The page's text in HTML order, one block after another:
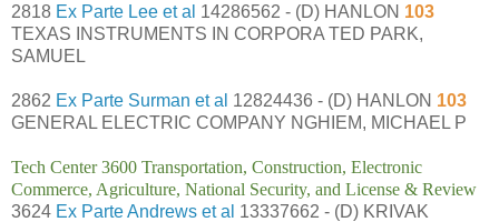
2818 Ex Parte Lee et al 14286562 - (D) HANLON 103
TEXAS INSTRUMENTS IN CORPORA TED PARK,
SAMUEL
2862 Ex Parte Surman et al 12824436 - (D) HANLON 103
GENERAL ELECTRIC COMPANY NGHIEM, MICHAEL P
Tech Center 3600 Transportation, Construction, Electronic
Commerce, Agriculture, National Security, and License & Review
3624 Ex Parte Andrews et al 13337662 - (D) KRIVAK